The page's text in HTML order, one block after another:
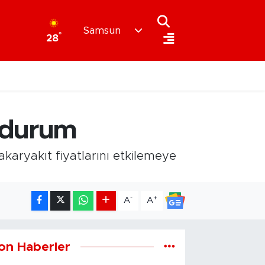
28°
Samsun
fiyatlarını etkilemeye
A- A+
Haberler